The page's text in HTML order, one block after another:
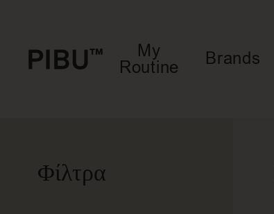
My
Routine Brands
Φίλτρα